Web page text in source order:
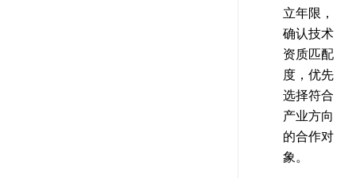
立年限，
确认技术
资质匹配
度，优先
选择符合
产业方向
的合作对
象。